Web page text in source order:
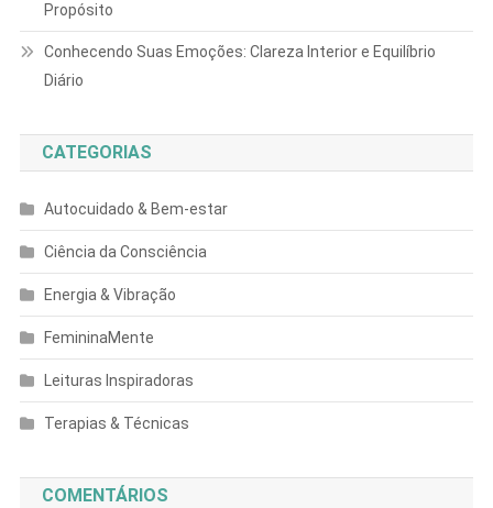
Propósito
Conhecendo Suas Emoções: Clareza Interior e Equilíbrio
Diário
CATEGORIAS
Autocuidado & Bem-estar
Ciência da Consciência
Energia & Vibração
FemininaMente
Leituras Inspiradoras
Terapias & Técnicas
COMENTÁRIOS